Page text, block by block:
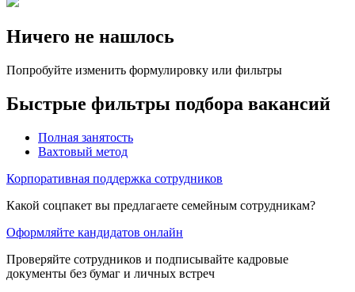
Ничего не нашлось
Попробуйте изменить формулировку или фильтры
Быстрые фильтры подбора вакансий
Полная занятость
Вахтовый метод
Корпоративная поддержка сотрудников
Какой соцпакет вы предлагаете семейным сотрудникам?
Оформляйте кандидатов онлайн
Проверяйте сотрудников и подписывайте кадровые
документы без бумаг и личных встреч